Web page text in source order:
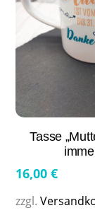
Tasse
16,00€
zzgl.